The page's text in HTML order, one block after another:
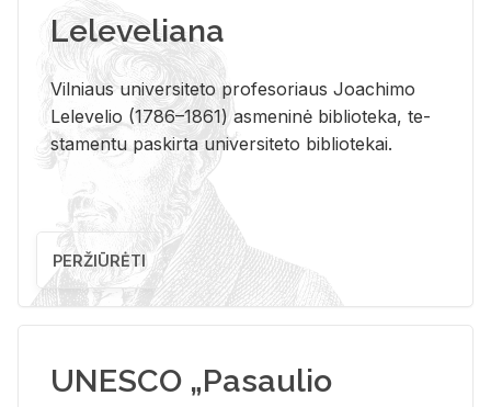
Leleveliana
Vil­niaus uni­ver­si­te­to pro­fe­so­riaus Jo­a­chi­mo
Le­le­ve­lio (1786–1861) as­me­ni­nė bi­b­lio­te­ka, te­
sta­men­tu pa­skir­ta uni­ver­si­te­to bi­b­lio­te­kai.
PERŽIŪRĖTI
UNESCO „Pasaulio